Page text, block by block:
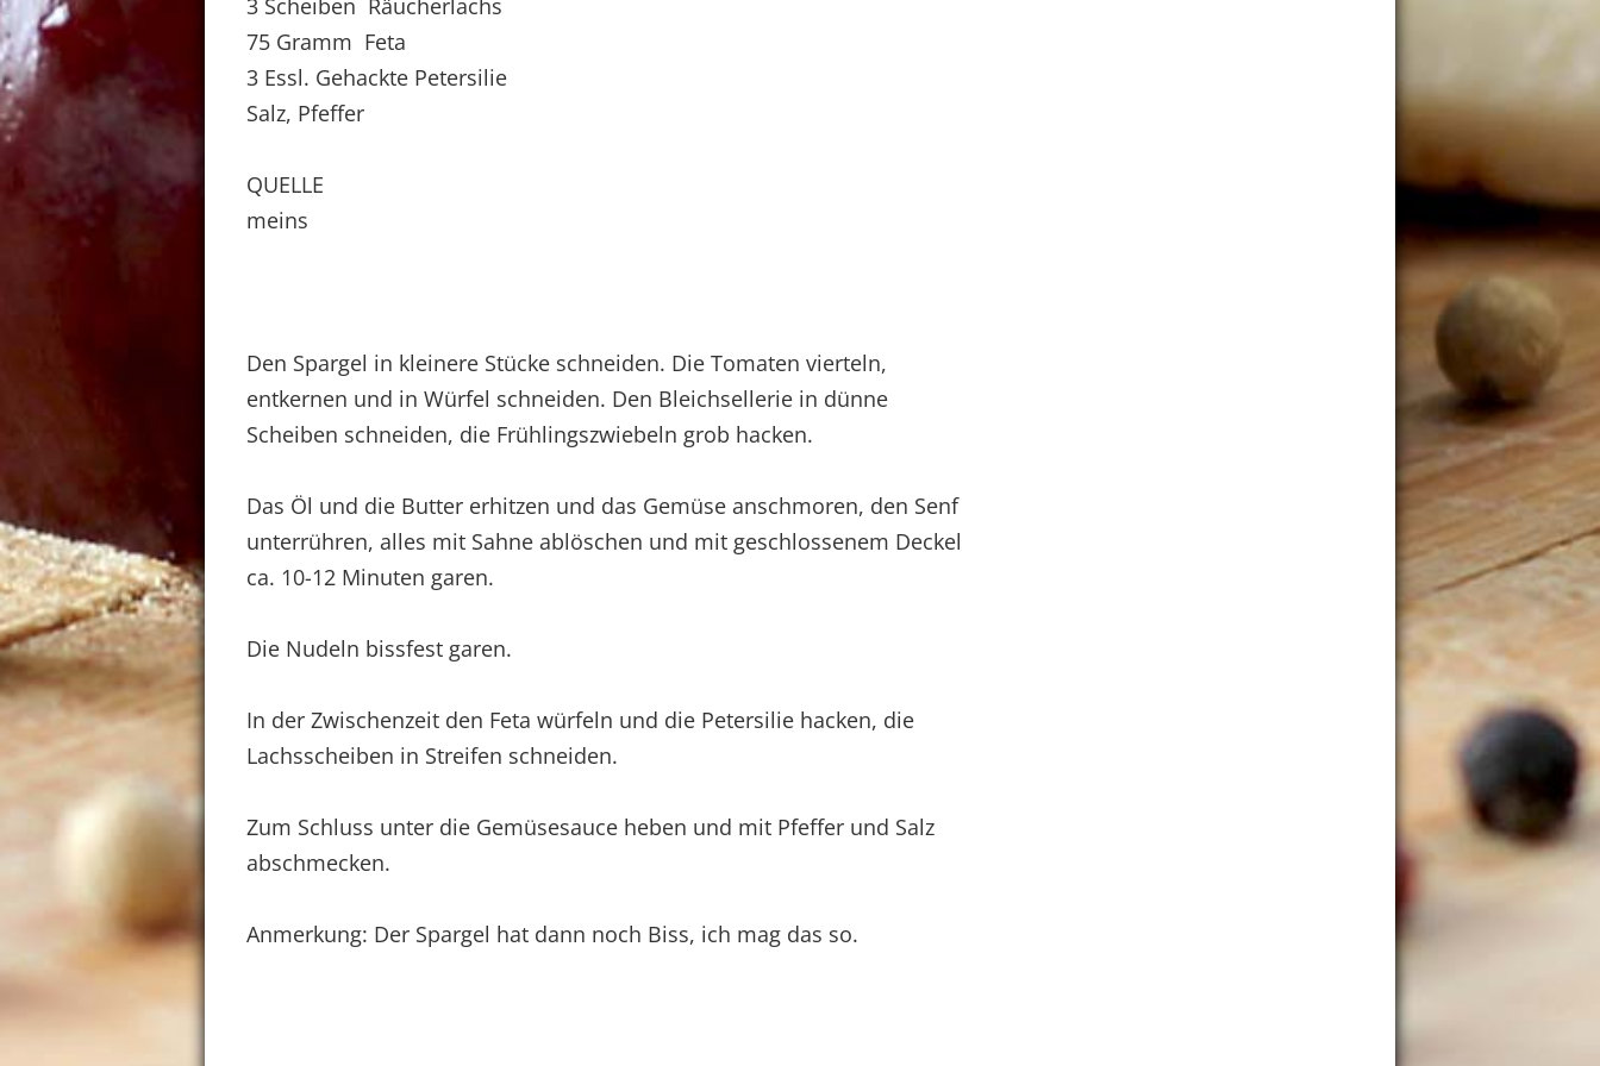
3 Scheiben Räucherlachs
75 Gramm Feta
3 Essl. Gehackte Petersilie
Salz, Pfeffer
QUELLE
meins
Den Spargel in kleinere Stücke schneiden. Die Tomaten vierteln,
entkernen und in Würfel schneiden. Den Bleichsellerie in dünne
Scheiben schneiden, die Frühlingszwiebeln grob hacken.
Das Öl und die Butter erhitzen und das Gemüse anschmoren, den Senf
unterrühren, alles mit Sahne ablöschen und mit geschlossenem Deckel
ca. 10-12 Minuten garen.
Die Nudeln bissfest garen.
In der Zwischenzeit den Feta würfeln und die Petersilie hacken, die
Lachsscheiben in Streifen schneiden.
Zum Schluss unter die Gemüsesauce heben und mit Pfeffer und Salz
abschmecken.
Anmerkung: Der Spargel hat dann noch Biss, ich mag das so.